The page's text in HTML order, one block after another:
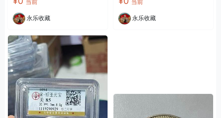
当前
永乐收藏
当前
永乐收藏